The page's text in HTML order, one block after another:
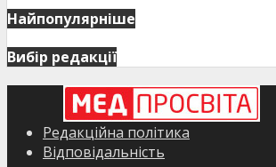
Найпопулярніше
Вибір редакції
Редакційна політика
Відповідальність